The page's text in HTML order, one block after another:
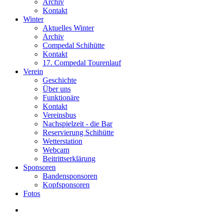
Archiv
Kontakt
Winter
Aktuelles Winter
Archiv
Compedal Schihütte
Kontakt
17. Compedal Tourenlauf
Verein
Geschichte
Über uns
Funktionäre
Kontakt
Vereinsbus
Nachspielzeit - die Bar
Reservierung Schihütte
Wetterstation
Webcam
Beitrittserklärung
Sponsoren
Bandensponsoren
Kopfsponsoren
Fotos